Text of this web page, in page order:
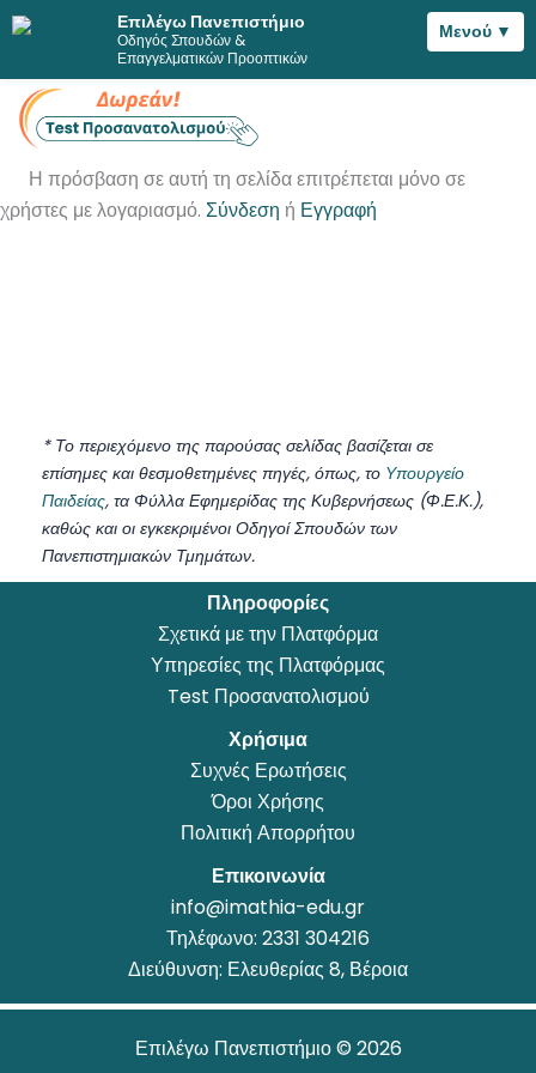
στο
περιεχόμενο
Η πρόσβαση σε αυτή τη σελίδα επιτρέπεται μόνο σε
χρήστες με λογαριασμό. Σύνδεση ή Εγγραφή
* Το περιεχόμενο της παρούσας σελίδας βασίζεται σε
επίσημες και θεσμοθετημένες πηγές, όπως, το Υπουργείο
Παιδείας, τα Φύλλα Εφημερίδας της Κυβερνήσεως (Φ.Ε.Κ.),
καθώς και οι εγκεκριμένοι Οδηγοί Σπουδών των
Πανεπιστημιακών Τμημάτων.
Πληροφορίες
Σχετικά με την Πλατφόρμα
Υπηρεσίες της Πλατφόρμας
Test Προσανατολισμού
Χρήσιμα
Συχνές Ερωτήσεις
Όροι Χρήσης
Πολιτική Απορρήτου
Επικοινωνία
info@imathia-edu.gr
Τηλέφωνο: 2331 304216
Διεύθυνση: Ελευθερίας 8, Βέροια
Επιλέγω Πανεπιστήμιο © 2026
Επιλέγω Πανεπιστήμιο
Οδηγός Σπουδών &
Επαγγελματικών Προοπτικών
Μενού ▼